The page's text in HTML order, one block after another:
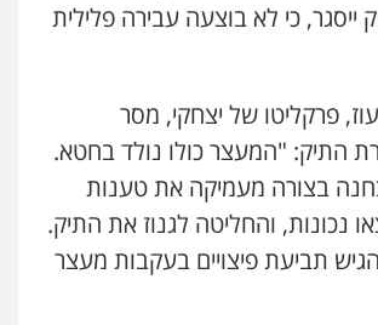
ייסגר, כי לא בוצעה עבירה פלילית
פרקליטו של יצחקי, מסר
התיק: "המעצר כולו נולד בחטא.
בצורה מעמיקה את טענות
נכונות, והחליטה לגנוז את התיק.
תביעת פיצויים בעקבות מעצר